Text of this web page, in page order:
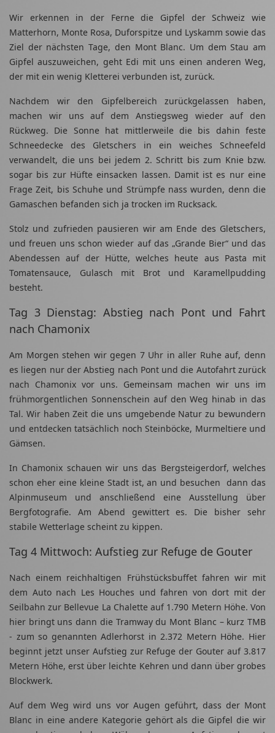
Wir erkennen in der Ferne die Gipfel der Schweiz wie
Matterhorn, Monte Rosa, Duforspitze und Lyskamm sowie das
Ziel der nächsten Tage, den Mont Blanc. Um dem Stau am
Gipfel auszuweichen, geht Edi mit uns einen anderen Weg,
der mit ein wenig Kletterei verbunden ist, zurück.
Nachdem wir den Gipfelbereich zurückgelassen haben,
machen wir uns auf dem Anstiegsweg wieder auf den
Rückweg. Die Sonne hat mittlerweile die bis dahin feste
Schneedecke des Gletschers in ein weiches Schneefeld
verwandelt, die uns bei jedem 2. Schritt bis zum Knie bzw.
sogar bis zur Hüfte einsacken lassen. Damit ist es nur eine
Frage Zeit, bis Schuhe und Strümpfe nass wurden, denn die
Gamaschen befanden sich ja trocken im Rucksack.
Stolz und zufrieden pausieren wir am Ende des Gletschers,
und freuen uns schon wieder auf das „Grande Bier“ und das
Abendessen auf der Hütte, welches heute aus Pasta mit
Tomatensauce, Gulasch mit Brot und Karamellpudding
besteht.
Tag 3 Dienstag: Abstieg nach Pont und Fahrt
nach Chamonix
Am Morgen stehen wir gegen 7 Uhr in aller Ruhe auf, denn
es liegen nur der Abstieg nach Pont und die Autofahrt zurück
nach Chamonix vor uns. Gemeinsam machen wir uns im
frühmorgentlichen Sonnenschein auf den Weg hinab in das
Tal. Wir haben Zeit die uns umgebende Natur zu bewundern
und entdecken tatsächlich noch Steinböcke, Murmeltiere und
Gämsen.
In Chamonix schauen wir uns das Bergsteigerdorf, welches
schon eher eine kleine Stadt ist, an und besuchen dann das
Alpinmuseum und anschließend eine Ausstellung über
Bergfotografie. Am Abend gewittert es. Die bisher sehr
stabile Wetterlage scheint zu kippen.
Tag 4 Mittwoch: Aufstieg zur Refuge de Gouter
Nach einem reichhaltigen Frühstücksbuffet fahren wir mit
dem Auto nach Les Houches und fahren von dort mit der
Seilbahn zur Bellevue La Chalette auf 1.790 Metern Höhe. Von
hier bringt uns dann die Tramway du Mont Blanc – kurz TMB
- zum so genannten Adlerhorst in 2.372 Metern Höhe. Hier
beginnt jetzt unser Aufstieg zur Refuge der Gouter auf 3.817
Metern Höhe, erst über leichte Kehren und dann über grobes
Blockwerk.
Auf dem Weg wird uns vor Augen geführt, dass der Mont
Blanc in eine andere Kategorie gehört als die Gipfel die wir